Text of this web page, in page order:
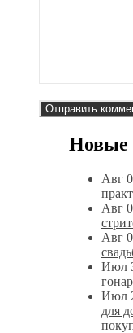
Новые
Авг
Авг
Авг
Июл
Июл
для